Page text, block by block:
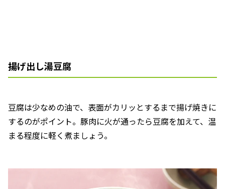
揚げ出し湯豆腐
豆腐は少なめの油で、表面がカリッとするまで揚げ焼きに
するのがポイント。豚肉に火が通ったら豆腐を加えて、温
まる程度に軽く煮ましょう。